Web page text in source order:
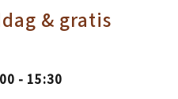
& gratis
- 15:30